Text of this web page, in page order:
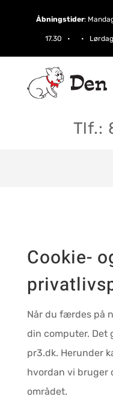
Åbningstider:
17.30 • • Lørdag:​
Tlf.:
Cookie-
Når du færdes på
din computer. Det
pr3.dk. Herunder
hvordan vi bruger
området.